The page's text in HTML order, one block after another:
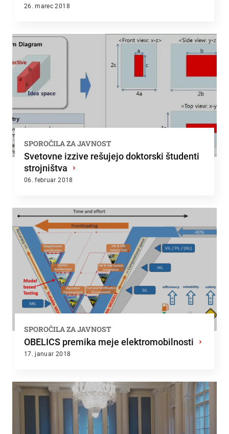
26. marec 2018
SPOROČILA ZA JAVNOST
Svetovne izzive rešujejo doktorski študenti
strojništva ›
06. februar 2018
SPOROČILA ZA JAVNOST
OBELICS premika meje elektromobilnosti ›
17. januar 2018